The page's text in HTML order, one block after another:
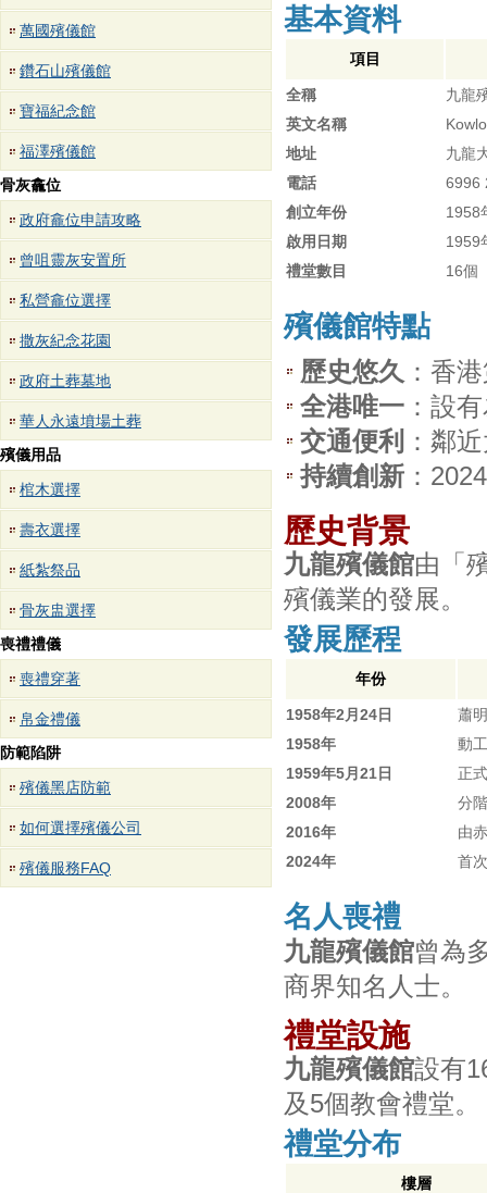
萬國殯儀館
鑽石山殯儀館
寶福紀念館
福澤殯儀館
骨灰龕位
政府龕位申請攻略
曾咀靈灰安置所
私營龕位選擇
撒灰紀念花園
政府土葬墓地
華人永遠墳場土葬
殯儀用品
棺木選擇
壽衣選擇
紙紮祭品
骨灰盅選擇
喪禮禮儀
喪禮穿著
帛金禮儀
防範陷阱
殯儀黑店防範
如何選擇殯儀公司
殯儀服務FAQ
基本資料
項目
全稱
九龍
英文名稱
地址
九龍
電話
6996
創立年份
1958
啟用日期
1959
禮堂數目
16個
殯儀館特點
歷史悠久 ：香
全港唯一 ：設
交通便利 ：鄰
持續創新 ：
歷史背景
九龍殯儀館由「
殯儀業的發展。
發展歷程
年份
1958年2月24日
蕭
1958年
動
1959年5月21日
正
2008年
分
2016年
由
2024年
首
名人喪禮
九龍殯儀館曾為
商界知名人士。
禮堂設施
九龍殯儀館設有
及5個教會禮堂。
禮堂分布
樓層